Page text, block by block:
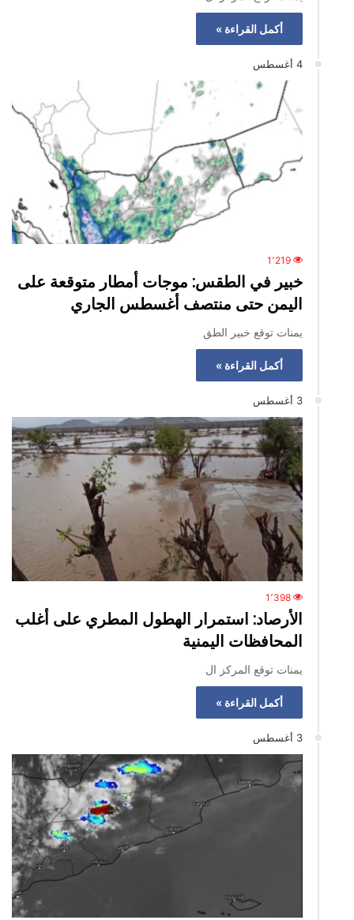
أكمل القراءة »
4 أغسطس
1٬219
خبير في الطقس: موجات أمطار متوقعة على
اليمن حتى منتصف أغسطس الجاري
يمنات توقع خبير الطق
أكمل القراءة »
3 أغسطس
1٬398
الأرصاد: استمرار الهطول المطري على أغلب
المحافظات اليمنية
يمنات توقع المركز ال
أكمل القراءة »
3 أغسطس